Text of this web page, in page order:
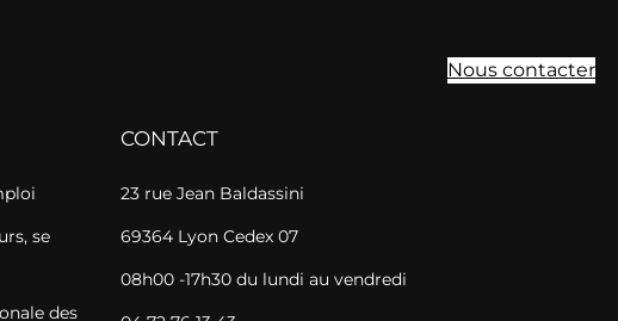
Nous contacter
se
des
CONTACT
23 rue Jean Baldassini
69364 Lyon Cedex 07
08h00 -17h30 du lundi au vendredi